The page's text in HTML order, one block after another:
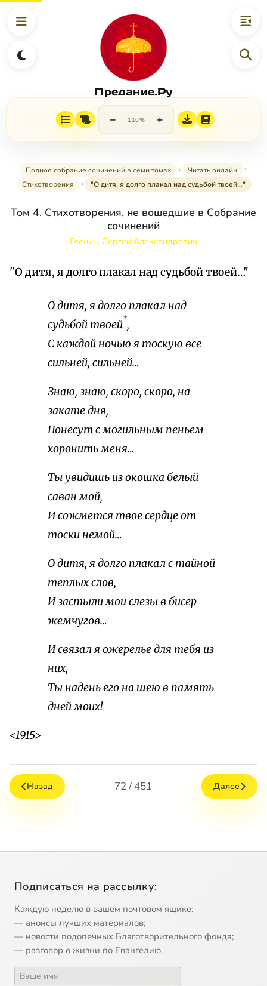
Предание.Ру
− 110% +
Полное собрание сочинений в семи томах
Читать онлайн
Стихотворения
"О дитя, я долго плакал над судьбой твоей…"
Том 4. Стихотворения, не вошедшие в Собрание
сочинений
Есенин, Сергей Александрович
"О дитя, я долго плакал над судьбой твоей…"
О дитя, я долго плакал над
судьбой твоей*,
С каждой ночью я тоскую все
сильней, сильней…
Знаю, знаю, скоро, скоро, на
закате дня,
Понесут с могильным пеньем
хоронить меня…
Ты увидишь из окошка белый
саван мой,
И сожмется твое сердце от
тоски немой…
О дитя, я долго плакал с тайной
теплых слов,
И застыли мои слезы в бисер
жемчугов…
И связал я ожерелье для тебя из
них,
Ты надень его на шею в память
дней моих!
<1915>
Назад 72 / 451 Далее
Подписаться на рассылку:
Каждую неделю в вашем почтовом ящике:
— анонсы лучших материалов;
— новости подопечных Благотворительного фонда;
— разговор о жизни по Евангелию.